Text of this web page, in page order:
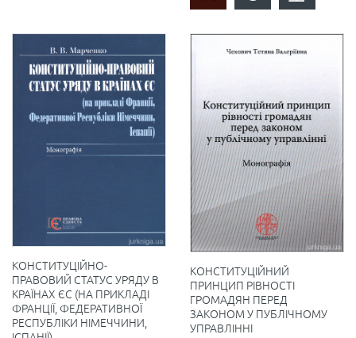
КОНСТИТУЦІЙНО-
ПРАВОВИЙ СТАТУС УРЯДУ В
КРАЇНАХ ЄС (НА ПРИКЛАДІ
ФРАНЦІЇ, ФЕДЕРАТИВНОЇ
РЕСПУБЛІКИ НІМЕЧЧИНИ,
КОНСТИТУЦІЙНИЙ
ПРИНЦИП РІВНОСТІ
ГРОМАДЯН ПЕРЕД
ЗАКОНОМ У ПУБЛІЧНОМУ
УПРАВЛІННІ